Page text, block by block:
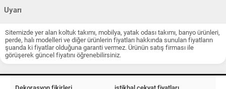
Uyarı
Sitemizde yer alan koltuk takımı, mobilya, yatak odası takımı, banyo ürünleri,
perde, halı modelleri ve diğer ürünlerin fiyatları hakkında sunulan fiyatların
şuanda ki fiyatlar olduğuna garanti vermez. Ürünün satış firması ile
görüşerek güncel fiyatını öğrenebilirsiniz.